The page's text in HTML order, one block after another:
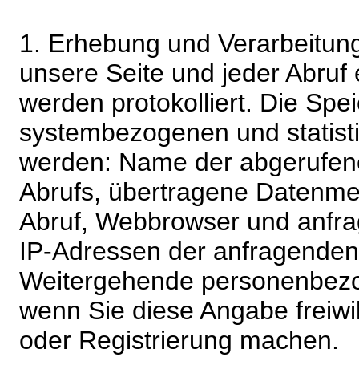
1. Erhebung und
unsere Seite und jeder
werden protokolliert. Die
systembezogenen und
werden: Name der
Abrufs, übertragene
Abruf, Webbrowser und
IP-Adressen der
Weitergehende
wenn Sie diese Angabe
oder Registrierung machen.